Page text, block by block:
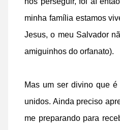
minha família estamos
Jesus, o meu Salvador
amiguinhos do orfanato).
Mas um ser divino que
unidos. Ainda preciso
me preparando para